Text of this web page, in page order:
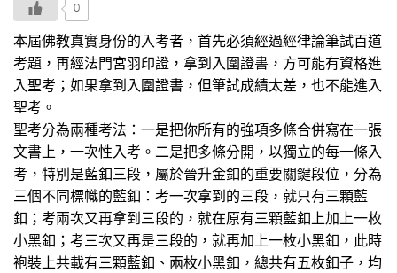
0
本屆佛教真實身份的入考者，首先必須經過經律論筆試百道
考題，再經法門宮羽印證，拿到入圍證書，方可能有資格進
入聖考；如果拿到入圍證書，但筆試成績太差，也不能進入
聖考。
聖考分為兩種考法：一是把你所有的強項多條合併寫在一張
文書上，一次性入考。二是把多條分開，以獨立的每一條入
考，特別是藍釦三段，屬於晉升金釦的重要關鍵段位，分為
三個不同標幟的藍釦：考一次拿到的三段，就只有三顆藍
釦；考兩次又再拿到三段的，就在原有三顆藍釦上加上一枚
小黑釦；考三次又再是三段的，就再加上一枚小黑釦，此時
袍裝上共載有三顆藍釦、兩枚小黑釦，總共有五枚釦子，均